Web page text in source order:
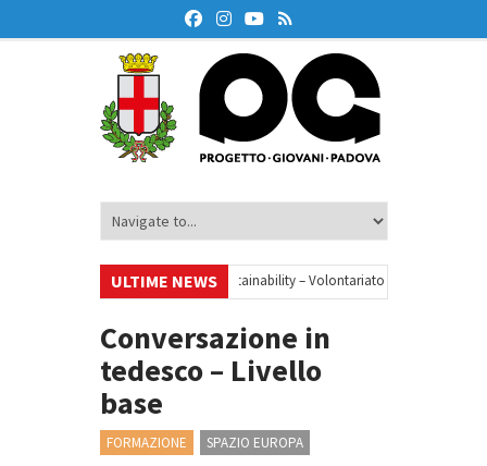
ULTIME NEWS
Your small steps towards sustainability – Volontariato europeo a Padova
finanziaria
• Oxford Debate Lab – Borse di studio 2026/27
Conversazione in
tedesco – Livello
base
FORMAZIONE
SPAZIO EUROPA